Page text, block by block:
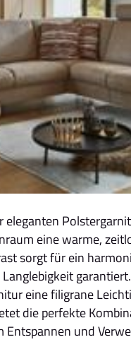
eine warme,
sorgt für ein
eine filigrane
die perfekte
und